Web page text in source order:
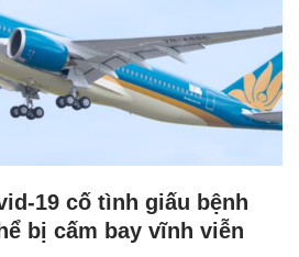
19 cố tình giấu bệnh
bị cấm bay vĩnh viễn